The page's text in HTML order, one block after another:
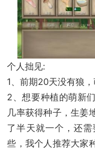
个人拙见:
1、前期20天没有狼，
2、想要种植的萌新
几率获得种子，生姜
了半天就一个，还
些，我个人推荐大家